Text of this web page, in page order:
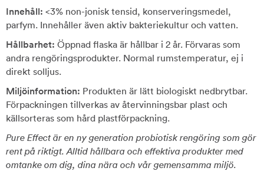
Innehåll: <3% non-jonisk tensid, konserveringsmedel,
parfym. Innehåller även aktiv bakteriekultur och vatten.
Hållbarhet: Öppnad flaska är hållbar i 2 år. Förvaras som
andra rengöringsprodukter. Normal rumstemperatur, ej i
direkt solljus.
Miljöinformation: Produkten är lätt biologiskt nedbrytbar.
Förpackningen tillverkas av återvinningsbar plast och
källsorteras som hård plastförpackning.
Pure Effect är en ny generation probiotisk rengöring som gör
rent på riktigt. Alltid hållbara och effektiva produkter med
omtanke om dig, dina nära och vår gemensamma miljö.